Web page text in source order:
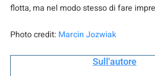
flotta, ma nel modo stesso di fare
Photo credit: Marcin Jozwiak
Sull'autore